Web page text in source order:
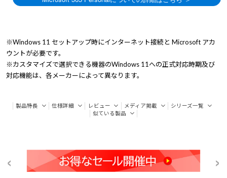
※Windows 11 セットアップ時にインターネット接続と Microsoft アカ
ウントが必要です。
※カスタマイズで選択できる機器のWindows 11への正式対応時期及び
対応機能は、各メーカーによって異なります。
製品特長 仕様詳細 レビュー メディア掲載
シリーズ一覧
似ている製品